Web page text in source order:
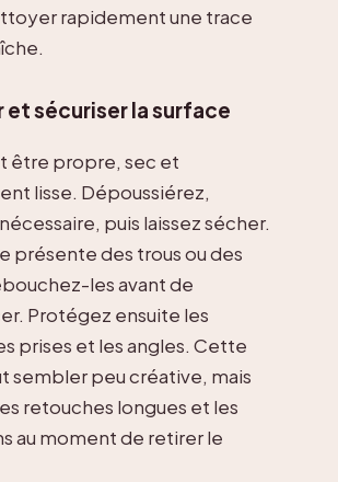
rapidement une trace
sécuriser la surface
être propre, sec et
lisse. Dépoussiérez,
puis laissez sécher.
présente des trous ou des
les avant de
Protégez ensuite les
prises et les angles. Cette
sembler peu créative, mais
retouches longues et les
au moment de retirer le